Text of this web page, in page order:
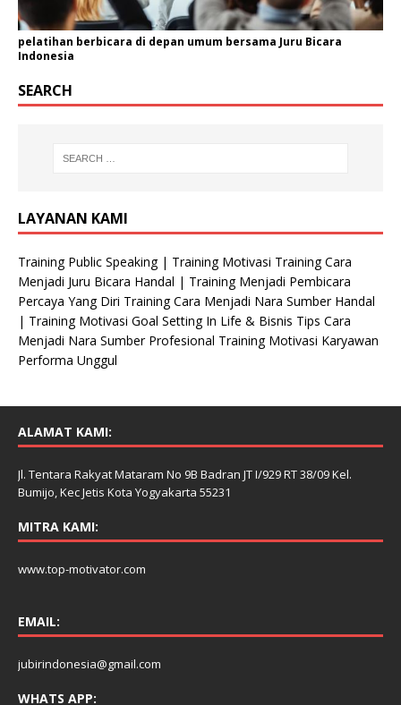
pelatihan berbicara di depan umum bersama Juru Bicara
Indonesia
SEARCH
LAYANAN KAMI
Training Public Speaking | Training Motivasi Training Cara
Menjadi Juru Bicara Handal | Training Menjadi Pembicara
Percaya Yang Diri Training Cara Menjadi Nara Sumber Handal
| Training Motivasi Goal Setting In Life & Bisnis Tips Cara
Menjadi Nara Sumber Profesional Training Motivasi Karyawan
Performa Unggul
ALAMAT KAMI:
Jl. Tentara Rakyat Mataram No 9B Badran JT I/929 RT 38/09 Kel.
Bumijo, Kec Jetis Kota Yogyakarta 55231
MITRA KAMI:
www.top-motivator.com
EMAIL:
jubirindonesia@gmail.com
WHATS APP: